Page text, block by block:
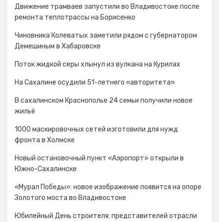
Движение трамваев запустили во Владивостоке после
ремонта теплотрассы на Борисенко
Чиновника Колеватых заметили рядом с губернатором
Демешиным в Хабаровске
Поток жидкой серы хлынул из вулкана на Курилах
На Сахалине осудили 51-летнего «авторитета»
В сахалинском Краснополье 24 семьи получили новое
жильё
1000 маскировочных сетей изготовили для нужд
фронта в Холмске
Новый остановочный пункт «Аэропорт» открыли в
Южно-Сахалинске
«Мурал Победы»: новое изображение появится на опоре
Золотого моста во Владивостоке
Юбилейный День строителя: представителей отрасли